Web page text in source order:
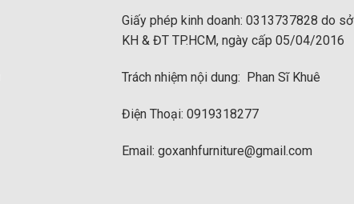
Giấy phép kinh doanh: 0313737828 do sở
KH & ĐT TP.HCM, ngày cấp 05/04/2016
Trách nhiệm nội dung: Phan Sĩ Khuê
Điện Thoại: 0919318277
Email: goxanhfurniture@gmail.com